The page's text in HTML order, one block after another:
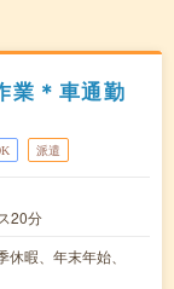
業＊車通勤
派遣
20分
暇、年末年始、